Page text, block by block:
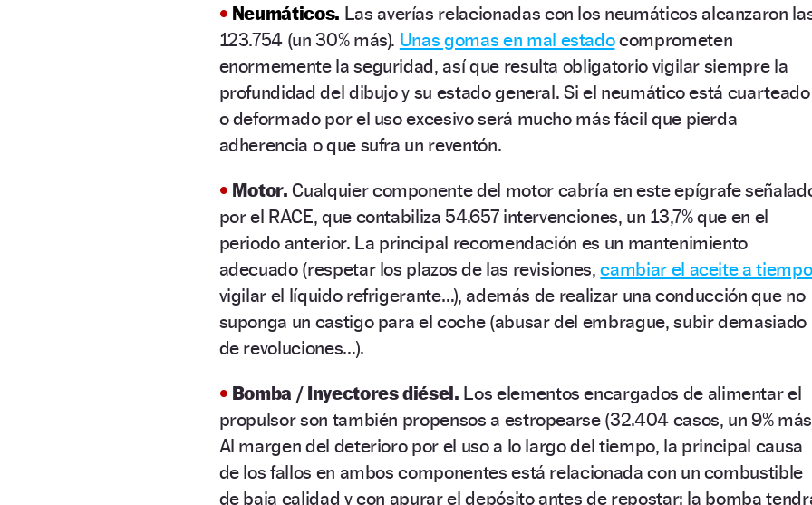
• Neumáticos. Las averías relacionadas con los neumáticos alcanzaron
123.754 (un 30% más). Unas gomas en mal estadocomprometen
enormemente la seguridad, así que resulta obligatorio vigilar siempre la
profundidad del dibujo y su estado general. Si el neumático está cuarteado
o deformado por el uso excesivo será mucho más fácil que pierda
adherencia o que sufra un reventón.
• Motor.Cualquier componente del motor cabría en este epígrafe
por el RACE, que contabiliza 54.657 intervenciones, un 13,7% que en el
periodo anterior. La principal recomendación es un mantenimiento
adecuado (respetar los plazos de las revisiones,cambiar el aceite a
vigilar el líquido refrigerante…), además de realizar una conducción que no
suponga un castigo para el coche (abusar del embrague, subir demasiado
de revoluciones…).
• Bomba / Inyectores diésel. Los elementos encargados de alimentar el
propulsor son también propensos a estropearse (32.404 casos, un 9%
Al margen del deterioro por el uso a lo largo del tiempo, la principal causa
de los fallos en ambos componentes está relacionada con un combustible
de baja calidad y con apurar el depósito antes de repostar: la bomba